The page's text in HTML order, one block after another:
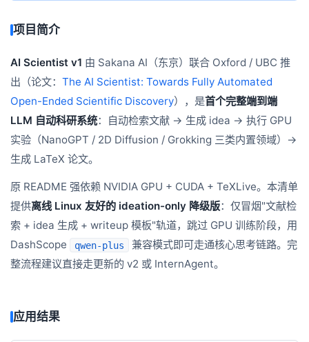
项目简介
AI Scientist v1 由 Sakana AI（东京）联合 Oxford / UBC 推
出（论文： The AI Scientist: Towards Fully Automated
Open-Ended Scientific Discovery），是首个完整端到端
LLM 自动科研系统：自动检索文献 → 生成 idea → 执行 GPU
实验（NanoGPT / 2D Diffusion / Grokking 三类内置领域）→
生成 LaTeX 论文。
原 README 强依赖 NVIDIA GPU + CUDA + TeXLive。本清单
提供离线 Linux 友好的 ideation-only 降级版：仅冒烟"文献检
索 + idea 生成 + writeup 模板"轨道，跳过 GPU 训练阶段，用
DashScope
qwen-plus
兼容模式即可走通核心思考链路。完
整流程建议直接走更新的 v2 或 InternAgent。
应用结果